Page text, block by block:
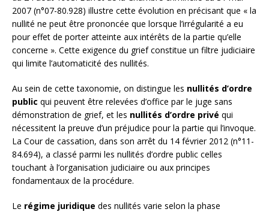
2007 (n°07-80.928) illustre cette évolution en précisant que « la
nullité ne peut être prononcée que lorsque l’irrégularité a eu
pour effet de porter atteinte aux intérêts de la partie qu’elle
concerne ». Cette exigence du grief constitue un filtre judiciaire
qui limite l’automaticité des nullités.
Au sein de cette taxonomie, on distingue les nullités d’ordre
public qui peuvent être relevées d’office par le juge sans
démonstration de grief, et les nullités d’ordre privé qui
nécessitent la preuve d’un préjudice pour la partie qui l’invoque.
La Cour de cassation, dans son arrêt du 14 février 2012 (n°11-
84.694), a classé parmi les nullités d’ordre public celles
touchant à l’organisation judiciaire ou aux principes
fondamentaux de la procédure.
Le régime juridique des nullités varie selon la phase